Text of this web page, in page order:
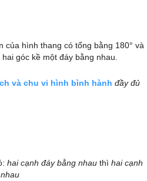
của hình thang có tổng bằng 180° và
góc kề một đáy bằng nhau.
và chu vi hình bình hành đầy đủ
hai cạnh đáy bằng nhau thì hai cạnh